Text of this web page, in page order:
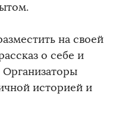
на своей
о себе и
историей и